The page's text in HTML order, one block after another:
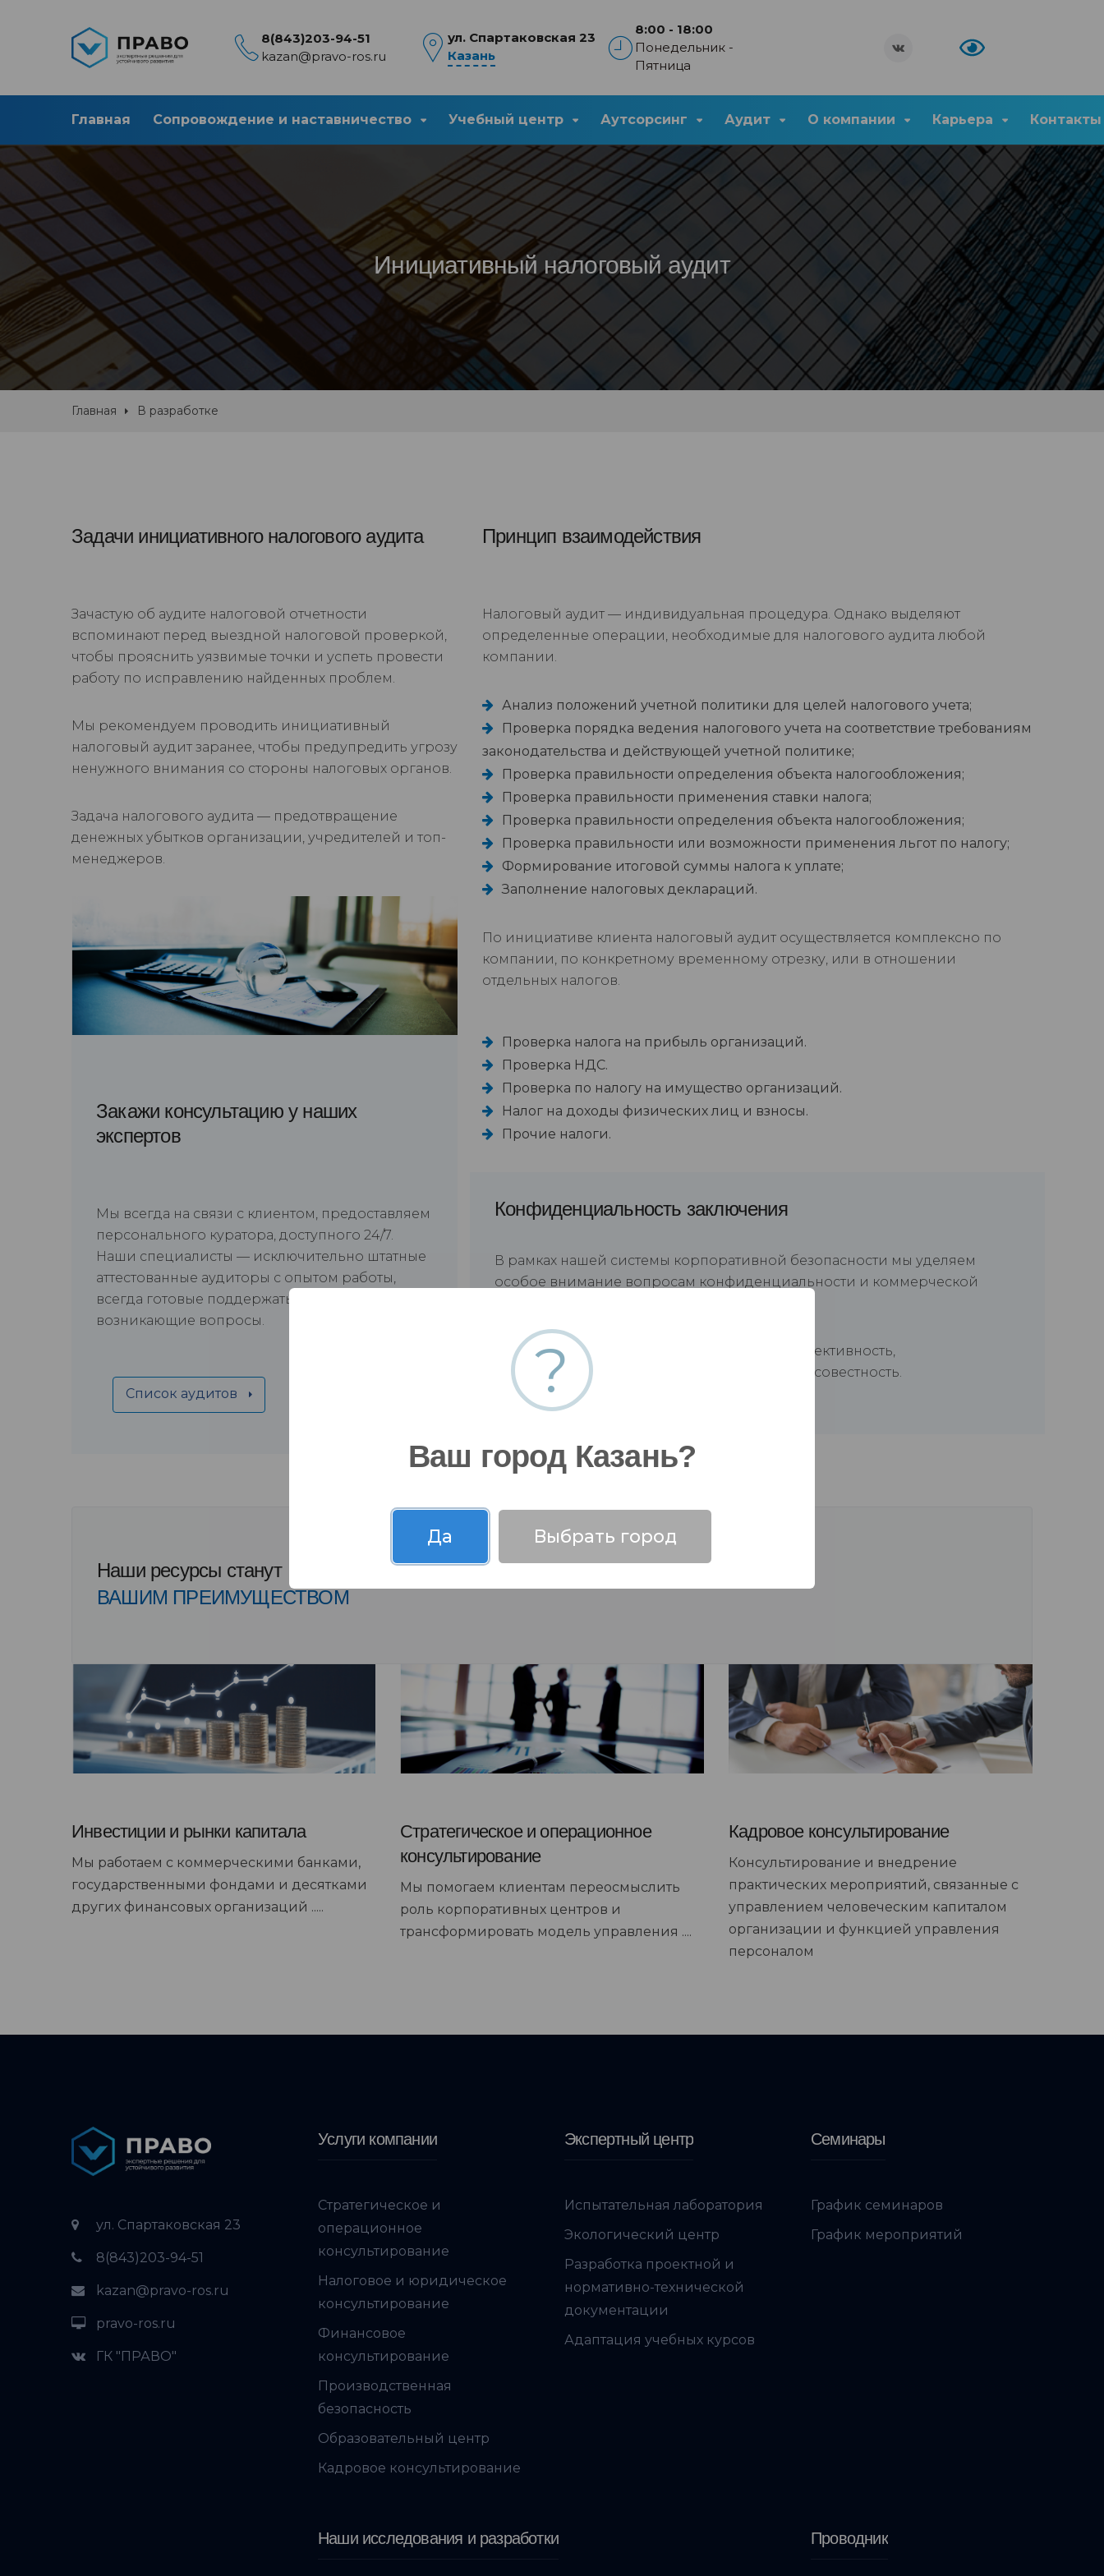
8(843)203-94-51
kazan@pravo-ros.ru
ул. Спартаковская 23
Казань
8:00 - 18:00
Понедельник -
Пятница
Главная Сопровождение и наставничество Учебный центр Аутсорсинг Аудит О компании Карьера Контакты
Инициативный налоговый аудит
Главная В разработке
Задачи инициативного налогового аудита
Зачастую об аудите налоговой отчетности
вспоминают перед выездной налоговой проверкой,
чтобы прояснить уязвимые точки и успеть провести
работу по исправлению найденных проблем.
Мы рекомендуем проводить инициативный
налоговый аудит заранее, чтобы предупредить угрозу
ненужного внимания со стороны налоговых органов.
Задача налогового аудита — предотвращение
денежных убытков организации, учредителей и топ-
менеджеров.
Закажи консультацию у наших
экспертов
Мы всегда на связи с клиентом, предоставляем
персонального куратора, доступного 24/7.
Наши специалисты — исключительно штатные
аттестованные аудиторы с опытом работы,
всегда готовые поддержать и помочь решить
возникающие вопросы.
Список аудитов
Принцип взаимодействия
Налоговый аудит — индивидуальная процедура. Однако выделяют
определенные операции, необходимые для налогового аудита любой
компании.
Анализ положений учетной политики для целей налогового учета;
Проверка порядка ведения налогового учета на соответствие требованиям
законодательства и действующей учетной политике;
Проверка правильности определения объекта налогообложения;
Проверка правильности применения ставки налога;
Проверка правильности определения объекта налогообложения;
Проверка правильности или возможности применения льгот по налогу;
Формирование итоговой суммы налога к уплате;
Заполнение налоговых деклараций.
По инициативе клиента налоговый аудит осуществляется комплексно по
компании, по конкретному временному отрезку, или в отношении
отдельных налогов.
Проверка налога на прибыль организаций.
Проверка НДС.
Проверка по налогу на имущество организаций.
Налог на доходы физических лиц и взносы.
Прочие налоги.
Конфиденциальность заключения
В рамках нашей системы корпоративной безопасности мы уделяем
особое внимание вопросам конфиденциальности и коммерческой
Мы гарантируем независимость оценки, объективность,
профессиональную компетентность и добросовестность.
Наши ресурсы станут
ВАШИМ ПРЕИМУЩЕСТВОМ
Инвестиции и рынки капитала
Мы работаем с коммерческими банками,
государственными фондами и десятками
других финансовых организаций .....
Стратегическое и операционное
консультирование
Мы помогаем клиентам переосмыслить
роль корпоративных центров и
трансформировать модель управления ....
Кадровое консультирование
Консультирование и внедрение
практических мероприятий, связанные с
управлением человеческим капиталом
организации и функцией управления
персоналом
ул. Спартаковская 23
8(843)203-94-51
kazan@pravo-ros.ru
pravo-ros.ru
ГК "ПРАВО"
Услуги компании
Стратегическое и
операционное
консультирование
Налоговое и юридическое
консультирование
Финансовое
консультирование
Производственная
безопасность
Образовательный центр
Кадровое консультирование
Экспертный центр
Испытательная лаборатория
Экологический центр
Разработка проектной и
нормативно-технической
документации
Адаптация учебных курсов
Семинары
График семинаров
График мероприятий
Наши исследования и разработки Проводник
?
Ваш город Казань?
Да Выбрать город